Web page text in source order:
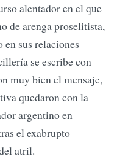
alentador en el que
de arenga proselitista,
sus relaciones
se escribe con
muy bien el mensaje,
quedaron con la
argentino en
el exabrupto
atril.